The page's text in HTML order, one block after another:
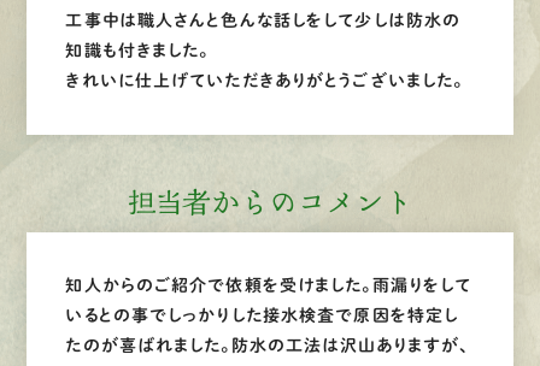
工事中は職人さんと色んな話しをして少しは防水の
知識も付きました。
きれいに仕上げていただきありがとうございました。
担当者からのコメント
知人からのご紹介で依頼を受けました。雨漏りをして
いるとの事でしっかりした接水検査で原因を特定し
たのが喜ばれました。防水の工法は沢山ありますが、